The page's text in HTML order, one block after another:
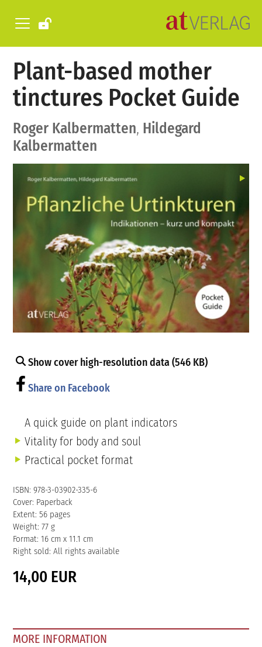
Plant-based mother
tinctures Pocket Guide
Roger Kalbermatten, Hildegard
Kalbermatten
Show cover high-resolution data (546 KB)
Share on Facebook
A quick guide on plant indicators
Vitality for body and soul
Practical pocket format
ISBN: 978-3-03902-335-6
Cover: Paperback
Extent: 56 pages
Weight: 77 g
Format: 16 cm x 11.1 cm
Right sold: All rights available
14,00 EUR
MORE INFORMATION